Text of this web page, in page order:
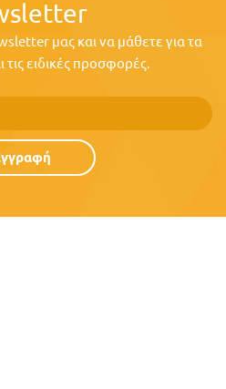
μας και να μάθετε για τα
τις ειδικές προσφορές.